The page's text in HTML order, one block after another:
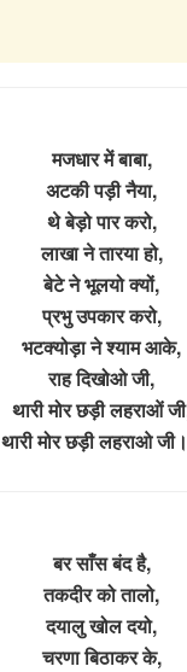
मजधार में बाबा,
अटकी पड़ी नैया,
थे बेड़ो पार करो,
लाखा ने तारया हो,
बेटे ने भूलयो क्यों,
प्रभु उपकार करो,
भटक्योड़ा ने श्याम आके,
राह दिखोओ जी,
थारी मोर छड़ी लहराओं
थारी मोर छड़ी लहराओ
बर साँस बंद है,
तकदीर को तालो,
दयालु खोल दयो,
चरणा बिठाकर के,